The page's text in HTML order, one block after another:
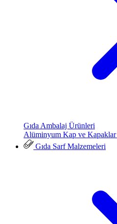
Gıda Ambalaj Ürünleri
Alüminyum Kap ve Kapaklar
Gıda Sarf Malzemeleri